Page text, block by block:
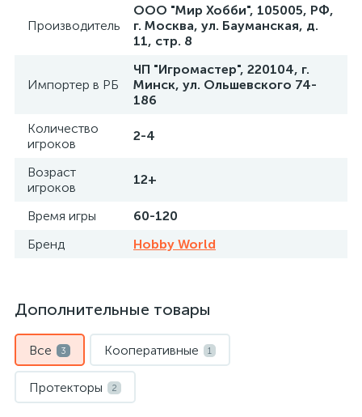
Производитель
ООО "Мир Хобби", 105005, РФ,
г. Москва, ул. Бауманская, д.
11, стр. 8
Импортер в РБ
ЧП "Игромастер", 220104, г.
Минск, ул. Ольшевского 74-
186
Количество
игроков
2-4
Возраст
игроков
12+
Время игры
60-120
Бренд
Hobby World
Дополнительные товары
Все 3 Кооперативные 1
Протекторы 2